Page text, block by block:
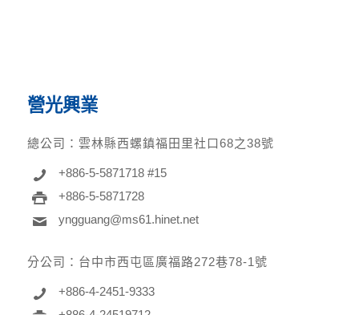
營光興業
總公司： 雲林縣西螺鎮福田里社口68之38號
+886-5-5871718 #15
+886-5-5871728
yngguang@ms61.hinet.net
分公司： 台中市西屯區廣福路272巷78-1號
+886-4-2451-9333